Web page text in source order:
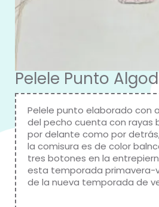
Pelele Punto
Pelele punto elaborado con
del pecho cuenta con rayas
por delante como por
la comisura es de color
tres botones en la
esta temporada primavera-
de la nueva temporada de